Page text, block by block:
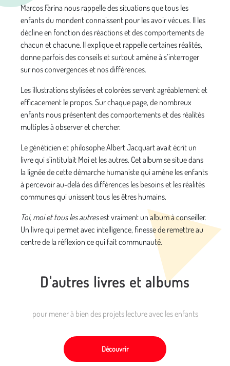
Marcos Farina nous rappelle des situations que tous les
enfants du mondent connaissent pour les avoir vécues. Il les
décline en fonction des réactions et des comportements de
chacun et chacune. Il explique et rappelle certaines réalités,
donne parfois des conseils et surtout amène à s’interroger
sur nos convergences et nos différences.
Les illustrations stylisées et colorées servent agréablement et
efficacement le propos. Sur chaque page, de nombreux
enfants nous présentent des comportements et des réalités
multiples à observer et chercher.
Le généticien et philosophe Albert Jacquart avait écrit un
livre qui s’intitulait Moi et les autres. Cet album se situe dans
la lignée de cette démarche humaniste qui amène les enfants
à percevoir au-delà des différences les besoins et les réalités
communes qui unissent tous les êtres humains.
Toi, moi et tous les autresest vraiment un album à conseiller.
Un livre qui permet avec intelligence, finesse de remettre au
centre de la réflexion ce qui fait communauté.
D'autres livres et albums
pour mener à bien des projets lecture avec les enfants
Découvrir